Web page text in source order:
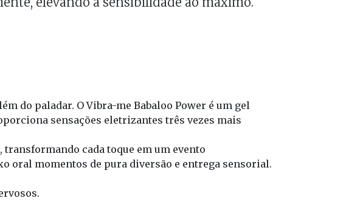
do paladar. O Vibra-me Babaloo Power é um gel
sensações eletrizantes três vezes mais
cada toque em um evento
oral momentos de pura diversão e entrega sensorial.